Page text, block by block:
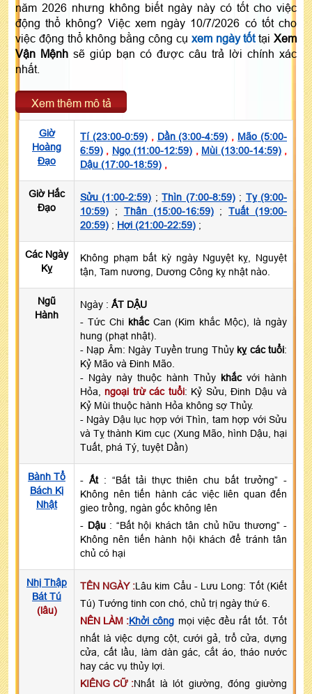
năm 2026 nhưng không biết ngày này có tốt cho việc
động thổ không? Việc xem ngày 10/7/2026 có tốt cho
việc động thổ không bằng công cụ xem ngày tốttạiXem
Vận Mệnh sẽ giúp bạn có được câu trả lời chính xác
nhất.
Xem thêm mô tả
Giờ
Hoàng
Đạo
Tí (23:00-0:59), Dần (3:00-4:59) , Mão (5:00-
6:59) , Ngọ (11:00-12:59) , Mùi (13:00-14:59),
Dậu (17:00-18:59) ,
Giờ Hắc
Đạo
Sửu (1:00-2:59) ;Thìn (7:00-8:59); Tỵ (9:00-
10:59) ; Thân (15:00-16:59);Tuất (19:00-
20:59) ; Hợi (21:00-22:59) ;
Các Ngày
Kỵ
Không phạm bất kỳ ngày Nguyệt kỵ, Nguyệt
tận, Tam nương, Dương Công kỵ nhật nào.
Ngũ
Hành
Ngày : ẤT DẬU
- Tức Chi khắcCan (Kim khắc Mộc), là ngày
hung (phạt nhật).
- Nạp Âm: Ngày Tuyền trung Thủy kỵ các tuổi:
Kỷ Mão và Đinh Mão.
- Ngày này thuộc hành Thủy khắcvới hành
Hỏa, ngoại trừ các tuổi: Kỷ Sửu, Đinh Dậu và
Kỷ Mùi thuộc hành Hỏa không sợ Thủy.
- Ngày Dậu lục hợp với Thìn, tam hợp với Sửu
và Tỵ thành Kim cục (Xung Mão, hình Dậu, hại
Tuất, phá Tý, tuyệt Dần)
Bành Tổ
Bách Kị
Nhật
- Ất: “Bất tải thực thiên chu bất trưởng” -
Không nên tiến hành các việc liên quan đến
gieo trồng, ngàn gốc không lên
- Dậu: “Bất hội khách tân chủ hữu thương” -
Không nên tiến hành hội khách để tránh tân
chủ có hại
Nhị Thập
Bát Tú
(lâu)
TÊN NGÀY :Lâu kim Cẩu - Lưu Long: Tốt (Kiết
Tú) Tướng tinh con chó, chủ trị ngày thứ 6.
NÊN LÀM :Khởi công mọi việc đều rất tốt. Tốt
nhất là việc dựng cột, cưới gả, trổ cửa, dựng
cửa, cất lầu, làm dàn gác, cắt áo, tháo nước
hay các vụ thủy lợi.
KIÊNG CỮ :Nhất là lót giường, đóng giường